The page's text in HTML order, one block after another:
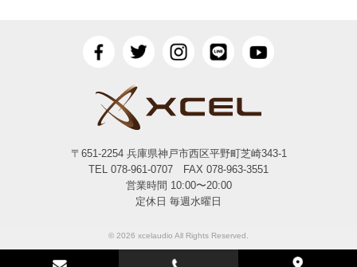
〒651-2254 兵庫県神戸市西区平野町芝崎343-1
TEL 078-961-0707 FAX 078-963-3551
営業時間 10:00〜20:00
定休日 毎週水曜日
© 2026 xcelaudio All Rights Reserved.